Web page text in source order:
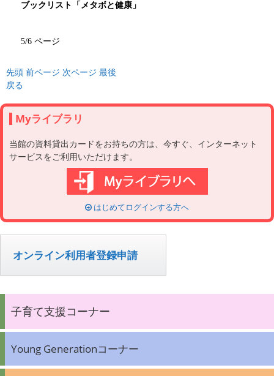
ブックリスト「メタボと健康」
5/6 ページ
先頭 前ページ 次ページ 最後
戻る
Myライブラリ
当館の資料貸出カードをお持ちの方は、今すぐ、インターネット
サービスをご利用いただけます。
はじめてログインする方へ
オンライン利用者登録申請
子育て支援コーナー
Young Generationコーナー